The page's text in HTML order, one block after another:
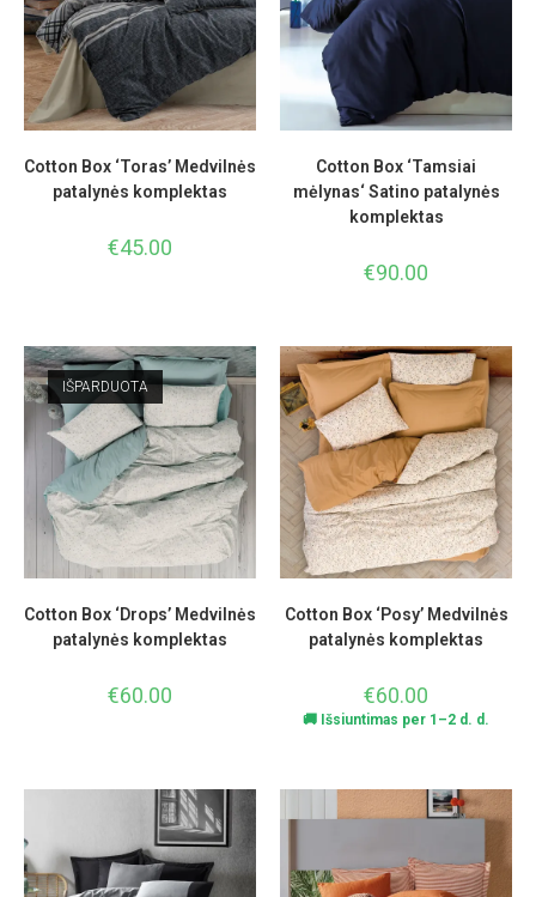
Cotton Box ‘Toras’ Medvilnės
patalynės komplektas
€45.00
Cotton Box ‘Tamsiai
mėlynas‘ Satino patalynės
komplektas
€90.00
IŠPARDUOTA
Cotton Box ‘Drops’ Medvilnės
patalynės komplektas
€60.00
Cotton Box ‘Posy’ Medvilnės
patalynės komplektas
€60.00
🚚 Išsiuntimas per 1–2 d. d.